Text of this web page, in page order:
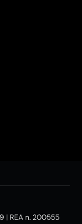
| REA n. 200555